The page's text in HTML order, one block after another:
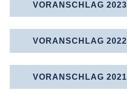
VORANSCHLAG 2023
VORANSCHLAG 2022
VORANSCHLAG 2021